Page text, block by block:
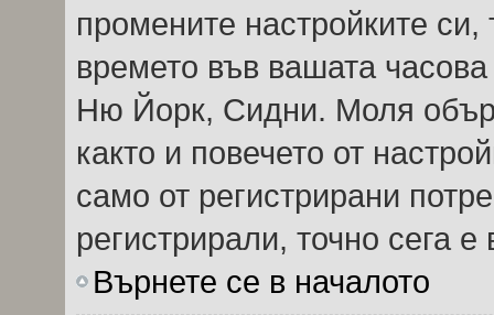
промените настройките
времето във вашата
Ню Йорк, Сидни. Моля
както и повечето от
само от регистрирани
регистрирали, точно сега
Върнете се в началото